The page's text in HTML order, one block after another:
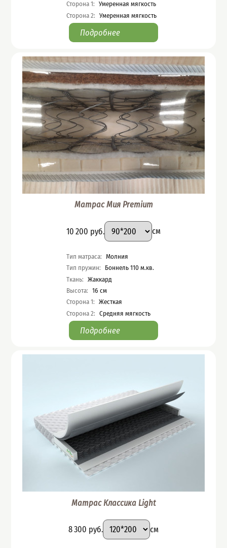
Сторона 1: Умеренная мягкость
Сторона 2: Умеренная мягкость
Подробнее
Матрас Мия Premium
Цена
10 200 руб.
Подобрать вариант
Размер:
см
Характеристики
Тип матраса:
Молния
Тип пружин:
Боннель 110 м.кв.
Ткань:
Жаккард
Высота: 16 см
Сторона 1:
Жесткая
Сторона 2: Средняя мягкость
Подробнее
Матрас Классика Light
Цена
8 300 руб.
Подобрать вариант
Размер:
см